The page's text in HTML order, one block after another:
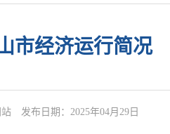
市经济运行简况
发布日期：2025年04月29日